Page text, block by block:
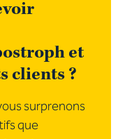
et
clients ?
surprenons
que